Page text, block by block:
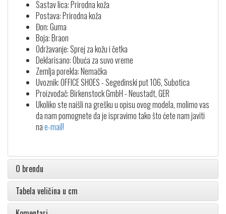
Sastav lica: Prirodna koža
Postava: Prirodna koža
Đon: Guma
Boja: Braon
Održavanje: Sprej za kožu i četka
Deklarisano: Obuća za suvo vreme
Zemlja porekla: Nemačka
Uvoznik: OFFICE SHOES - Segedinski put 106, Subotica
Proizvođač: Birkenstock GmbH - Neustadt, GER
Ukoliko ste naišli na grešku u opisu ovog modela, molimo vas
da nam pomognete da je ispravimo tako što ćete nam javiti
nae-mail!
O brendu
Tabela veličina u cm